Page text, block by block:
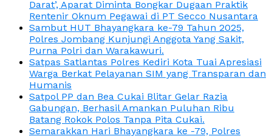
Darat’, Aparat Diminta Bongkar Dugaan Praktik
Rentenir Oknum Pegawai di PT Secco Nusantara
Sambut HUT Bhayangkara ke-79 Tahun 2025,
Polres Jombang Kunjungi Anggota Yang Sakit,
Purna Polri dan Warakawuri.
Satpas Satlantas Polres Kediri Kota Tuai Apresiasi
Warga Berkat Pelayanan SIM yang Transparan dan
Humanis
Satpol PP dan Bea Cukai Blitar Gelar Razia
Gabungan, Berhasil Amankan Puluhan Ribu
Batang Rokok Polos Tanpa Pita Cukai.
Semarakkan Hari Bhayangkara ke -79, Polres